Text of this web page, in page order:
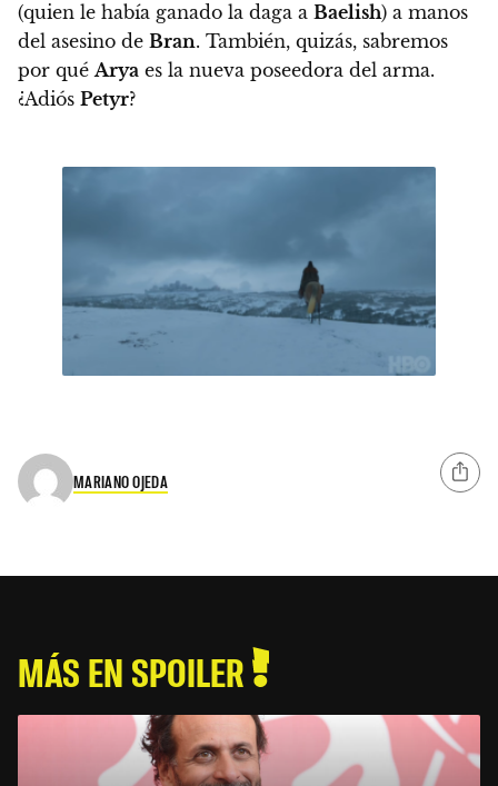
(quien le había ganado la daga a Baelish) a manos
del asesino de Bran. También, quizás, sabremos
por quéArya es la nueva poseedora del arma.
¿Adiós Petyr?
MARIANO OJEDA
MÁS EN SPOILER